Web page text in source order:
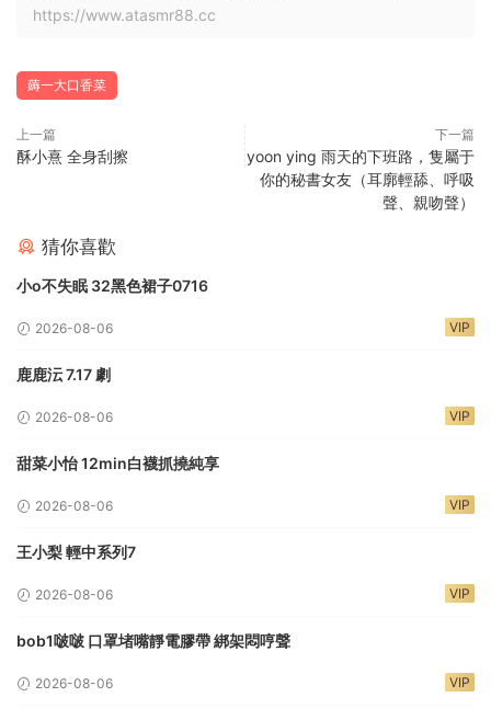
https://www.atasmr88.cc
薅一大口香菜
上一篇
酥小熹 全身刮擦
下一篇
yoon ying 雨天的下班路，隻屬于
你的秘書女友（耳廓輕舔、呼吸
聲、親吻聲）
猜你喜歡
小o不失眠 32黑色裙子0716
2026-08-06 VIP
鹿鹿沄 7.17 劇
2026-08-06 VIP
甜菜小怡 12min白襪抓撓純享
2026-08-06 VIP
王小梨 輕中系列7
2026-08-06 VIP
bob1啵啵 口罩堵嘴靜電膠帶 綁架悶哼聲
2026-08-06 VIP